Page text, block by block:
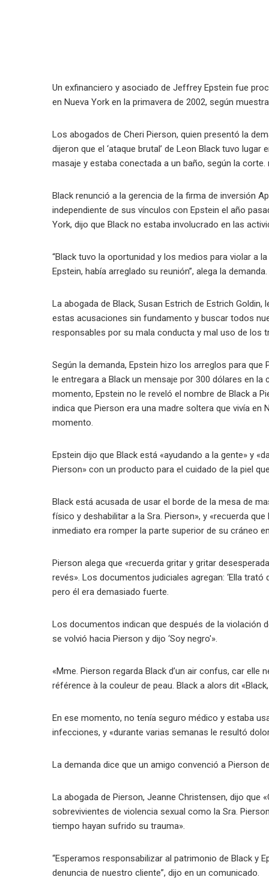
Un exfinanciero y asociado de Jeffrey Epstein fue
en Nueva York en la primavera de 2002, según
Los abogados de Cheri Pierson, quien presentó la
dijeron que el ‘ataque brutal’ de Leon Black tuvo
masaje y estaba conectada a un baño, según la corte.
Black renunció a la gerencia de la firma de inversión
independiente de sus vínculos con Epstein el año
York, dijo que Black no estaba involucrado en las
“Black tuvo la oportunidad y los medios para violar a
Epstein, había arreglado su reunión”, alega la demanda.
La abogada de Black, Susan Estrich de Estrich
estas acusaciones sin fundamento y buscar todos
responsables por su mala conducta y mal uso de los
Según la demanda, Epstein hizo los arreglos para
le entregara a Black un mensaje por 300 dólares en
momento, Epstein no le reveló el nombre de Black a
indica que Pierson era una madre soltera que vivía en
momento.
Epstein dijo que Black está «ayudando a la gente» y
Pierson» con un producto para el cuidado de la piel
Black está acusada de usar el borde de la mesa de
físico y deshabilitar a la Sra. Pierson», y «recuerda
inmediato era romper la parte superior de su cráneo
Pierson alega que «recuerda gritar y gritar
revés». Los documentos judiciales agregan: ‘Ella
pero él era demasiado fuerte.
Los documentos indican que después de la violación
se volvió hacia Pierson y dijo ‘Soy negro'».
«Mme. Pierson regarda Black d’un air confus, car
référence à la couleur de peau. Black a alors dit
En ese momento, no tenía seguro médico y estaba
infecciones, y «durante varias semanas le resultó
La demanda dice que un amigo convenció a Pierson
La abogada de Pierson, Jeanne Christensen, dijo que
sobrevivientes de violencia sexual como la Sra.
tiempo hayan sufrido su trauma».
“Esperamos responsabilizar al patrimonio de Black y
denuncia de nuestro cliente”, dijo en un comunicado.